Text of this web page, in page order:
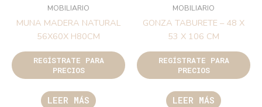
MOBILIARIO
MUNA MADERA NATURAL
56X60X H80CM
REGÍSTRATE PARA
PRECIOS
LEER MÁS
MOBILIARIO
GONZA TABURETE – 48 X
53 X 106 CM
REGÍSTRATE PARA
PRECIOS
LEER MÁS